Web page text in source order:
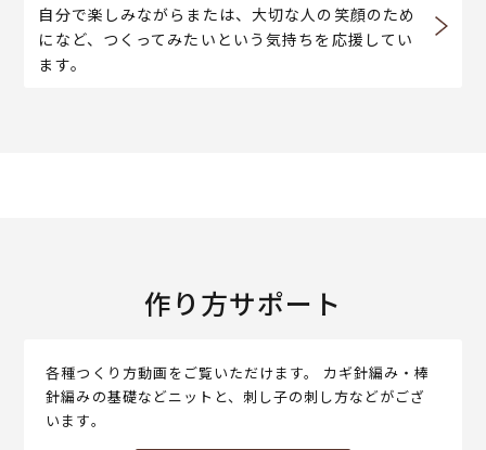
自分で楽しみながらまたは、大切な人の笑顔のため
になど、つくってみたいという気持ちを応援してい
ます。
作り方サポート
各種つくり方動画をご覧いただけます。 カギ針編み・棒
針編みの基礎などニットと、刺し子の刺し方などがござ
います。